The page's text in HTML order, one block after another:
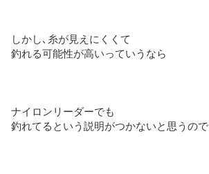
しかし､糸が見えにくくて
釣れる可能性が高いっていうなら
ナイロンリーダーでも
釣れてるという説明がつかないと思うので